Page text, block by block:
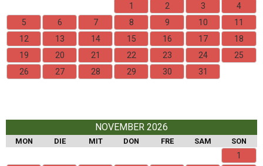
1 2 3
4
5
6 7 8 9 10
11
12
13 14 15 16 17
18
19
20 21 22 23 24
25
26
27 28 29 30 31
NOVEMBER 2026
MON DIE MIT DON FRE SAM SON
1